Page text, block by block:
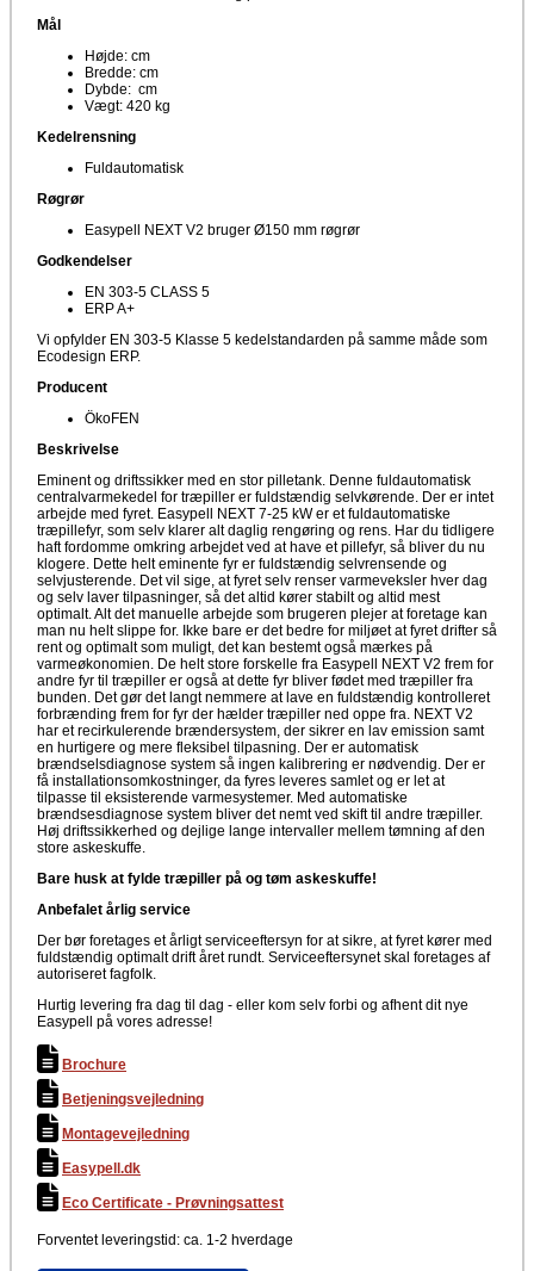
Mål
Højde: cm
Bredde: cm
Dybde: cm
Vægt: 420 kg
Kedelrensning
Fuldautomatisk
Røgrør
Easypell NEXT V2 bruger Ø150 mm røgrør
Godkendelser
EN 303-5 CLASS 5
ERP A+
Vi opfylder EN 303-5 Klasse 5 kedelstandarden på samme måde som
Ecodesign ERP.
Producent
ÖkoFEN
Beskrivelse
Eminent og driftssikker med en stor pilletank. Denne fuldautomatisk
centralvarmekedel for træpiller er fuldstændig selvkørende. Der er intet
arbejde med fyret. Easypell NEXT 7-25 kW er et fuldautomatiske
træpillefyr, som selv klarer alt daglig rengøring og rens. Har du tidligere
haft fordomme omkring arbejdet ved at have et pillefyr, så bliver du nu
klogere. Dette helt eminente fyr er fuldstændig selvrensende og
selvjusterende. Det vil sige, at fyret selv renser varmeveksler hver dag
og selv laver tilpasninger, så det altid kører stabilt og altid mest
optimalt. Alt det manuelle arbejde som brugeren plejer at foretage kan
man nu helt slippe for. Ikke bare er det bedre for miljøet at fyret drifter så
rent og optimalt som muligt, det kan bestemt også mærkes på
varmeøkonomien. De helt store forskelle fra Easypell NEXT V2 frem for
andre fyr til træpiller er også at dette fyr bliver fødet med træpiller fra
bunden. Det gør det langt nemmere at lave en fuldstændig kontrolleret
forbrænding frem for fyr der hælder træpiller ned oppe fra. NEXT V2
har et recirkulerende brændersystem, der sikrer en lav emission samt
en hurtigere og mere fleksibel tilpasning. Der er automatisk
brændselsdiagnose system så ingen kalibrering er nødvendig. Der er
få installationsomkostninger, da fyres leveres samlet og er let at
tilpasse til eksisterende varmesystemer. Med automatiske
brændsesdiagnose system bliver det nemt ved skift til andre træpiller.
Høj driftssikkerhed og dejlige lange intervaller mellem tømning af den
store askeskuffe.
Bare husk at fylde træpiller på og tøm askeskuffe!
Anbefalet årlig service
Der bør foretages et årligt serviceeftersyn for at sikre, at fyret kører med
fuldstændig optimalt drift året rundt. Serviceeftersynet skal foretages af
autoriseret fagfolk.
Hurtig levering fra dag til dag - eller kom selv forbi og afhent dit nye
Easypell på vores adresse!
Brochure
Betjeningsvejledning
Montagevejledning
Easypell.dk
Eco Certificate - Prøvningsattest
Forventet leveringstid: ca. 1-2 hverdage